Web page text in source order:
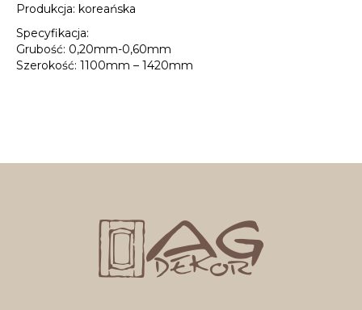
Produkcja: koreańska
Specyfikacja:
Grubość: 0,20mm-0,60mm
Szerokość: 1100mm – 1420mm